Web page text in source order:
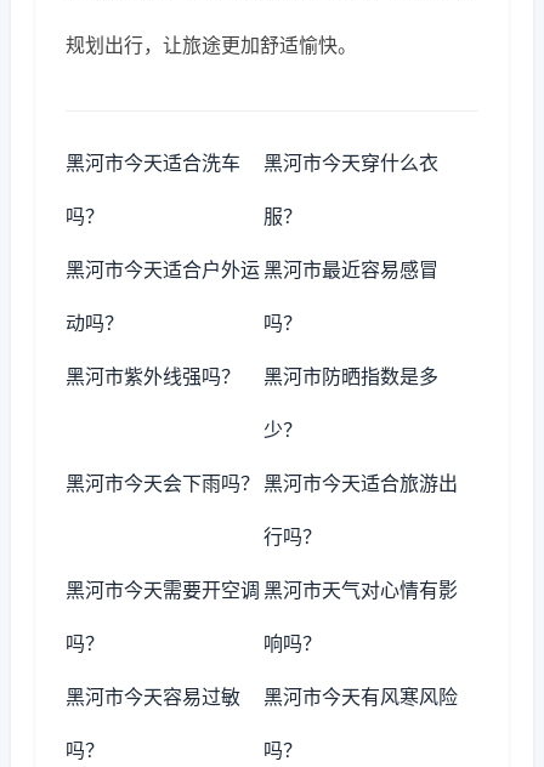
规划出行，让旅途更加舒适愉快。
黑河市今天适合洗车
吗？
黑河市今天穿什么衣
服？
黑河市今天适合户外运
动吗？
黑河市最近容易感冒
吗？
黑河市紫外线强吗？ 黑河市防晒指数是多
少？
黑河市今天会下雨吗？ 黑河市今天适合旅游出
行吗？
黑河市今天需要开空调
吗？
黑河市天气对心情有影
响吗？
黑河市今天容易过敏
吗？
黑河市今天有风寒风险
吗？